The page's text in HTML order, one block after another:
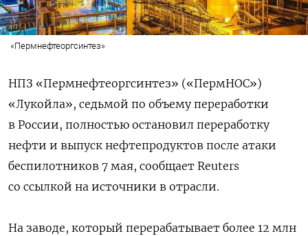
«Пермнефтеоргсинтез»
НПЗ «Пермнефтеоргсинтез» («ПермНОС»)
«Лукойла», седьмой по объему переработки
в России, полностью остановил переработку
нефти и выпуск нефтепродуктов после атаки
беспилотников 7 мая, сообщает Reuters
со ссылкой на источники в отрасли.
На заводе, который перерабатывает более 12 млн